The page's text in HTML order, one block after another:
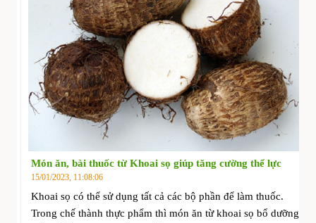
Món ăn, bài thuốc từ Khoai sọ giúp tăng cường thể lực
15/01/2023, 11:08:06
Khoai sọ có thể sử dụng tất cả các bộ phần để làm thuốc.
Trong chế thành thực phẩm thì món ăn từ khoai sọ bổ dưỡng